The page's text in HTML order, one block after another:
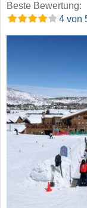
Beste Bewertung:
4 von